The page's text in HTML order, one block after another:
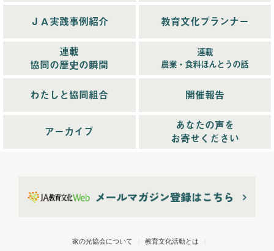
2025年1月配信(6)
2025年3月配信(4)
2025年5月配信(6)
2025年10月配信
2026年2月配信
(6)
2026年4月配信 (5)
ＪＡ実践事例紹介 教育文化プランナー
連載
協同の歴史の瞬間
連載
農業・食料ほんとうの話
わたしと協同組合 開催報告
アーカイブ
あなたの声を
お寄せください
家の光協会について 教育文化活動とは